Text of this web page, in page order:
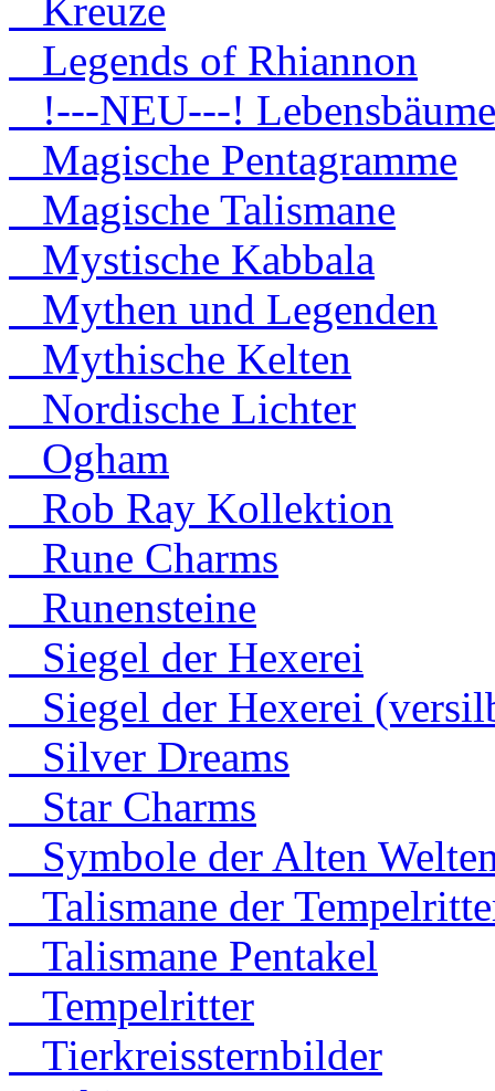
Kreuze
Legends of Rhiannon
!---NEU---! Lebensbäume
Magische Pentagramme
Magische Talismane
Mystische Kabbala
Mythen und Legenden
Mythische Kelten
Nordische Lichter
Ogham
Rob Ray Kollektion
Rune Charms
Runensteine
Siegel der Hexerei
Siegel der Hexerei
Silver Dreams
Star Charms
Symbole der Alten
Talismane der
Talismane Pentakel
Tempelritter
Tierkreissternbilder